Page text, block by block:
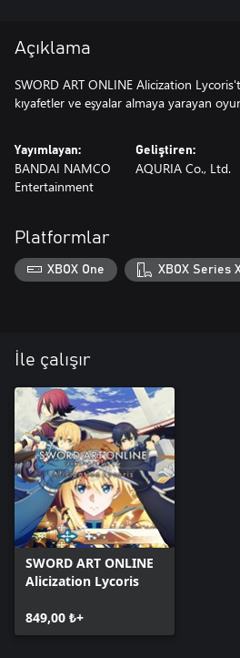
Açıklama
SWORD ART ONLINE Alicization
kıyafetler ve eşyalar almaya yarayan
Yayımlayan:
BANDAI NAMCO
Entertainment
Geliştiren:
AQURIA Co., Ltd.
Platformlar
XBOX One XBOX Series
İle çalışır
SWORD ART ONLINE
Alicization Lycoris
849,00 ₺+